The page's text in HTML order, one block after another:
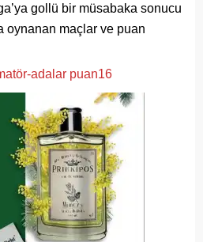
gollü bir müsabaka sonucu
oynanan maçlar ve puan